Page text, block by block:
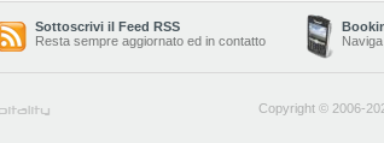
Sottoscrivi il Feed RSS
Resta sempre aggiornato ed in contatto
Copyright © 2006-